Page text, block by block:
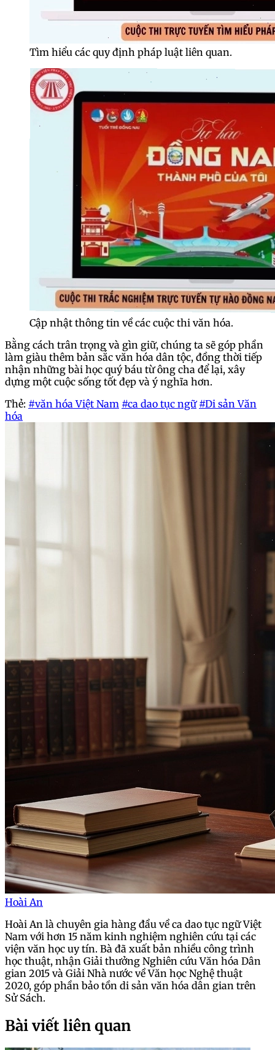
Tìm hiểu các quy định pháp luật liên quan.
Cập nhật thông tin về các cuộc thi văn hóa.
Bằng cách trân trọng và gìn giữ, chúng ta sẽ góp phần
làm giàu thêm bản sắc văn hóa dân tộc, đồng thời tiếp
nhận những bài học quý báu từ ông cha để lại, xây
dựng một cuộc sống tốt đẹp và ý nghĩa hơn.
Thẻ: #văn hóa Việt Nam #ca dao tục ngữ #Di sản Văn
hóa
Hoài An
Hoài An là chuyên gia hàng đầu về ca dao tục ngữ Việt
Nam với hơn 15 năm kinh nghiệm nghiên cứu tại các
viện văn học uy tín. Bà đã xuất bản nhiều công trình
học thuật, nhận Giải thưởng Nghiên cứu Văn hóa Dân
gian 2015 và Giải Nhà nước về Văn học Nghệ thuật
2020, góp phần bảo tồn di sản văn hóa dân gian trên
Sử Sách.
Bài viết liên quan